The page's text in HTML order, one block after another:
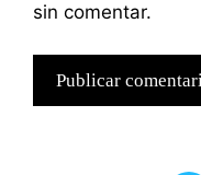
sin comentar.